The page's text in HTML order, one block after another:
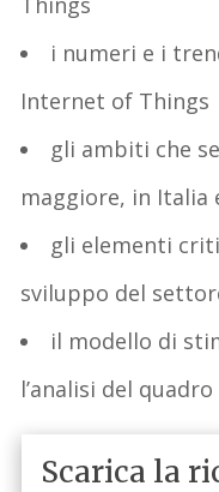
i numeri e i
Internet of Things
gli ambiti che
maggiore, in Italia
gli elementi
sviluppo del
il modello di
l’analisi del
Scarica la